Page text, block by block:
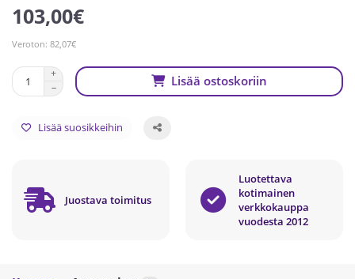
103,00€
Veroton: 82,07€
Lisää ostoskoriin
Lisää suosikkeihin
Juostava toimitus
Luotettava
kotimainen
verkkokauppa
vuodesta 2012